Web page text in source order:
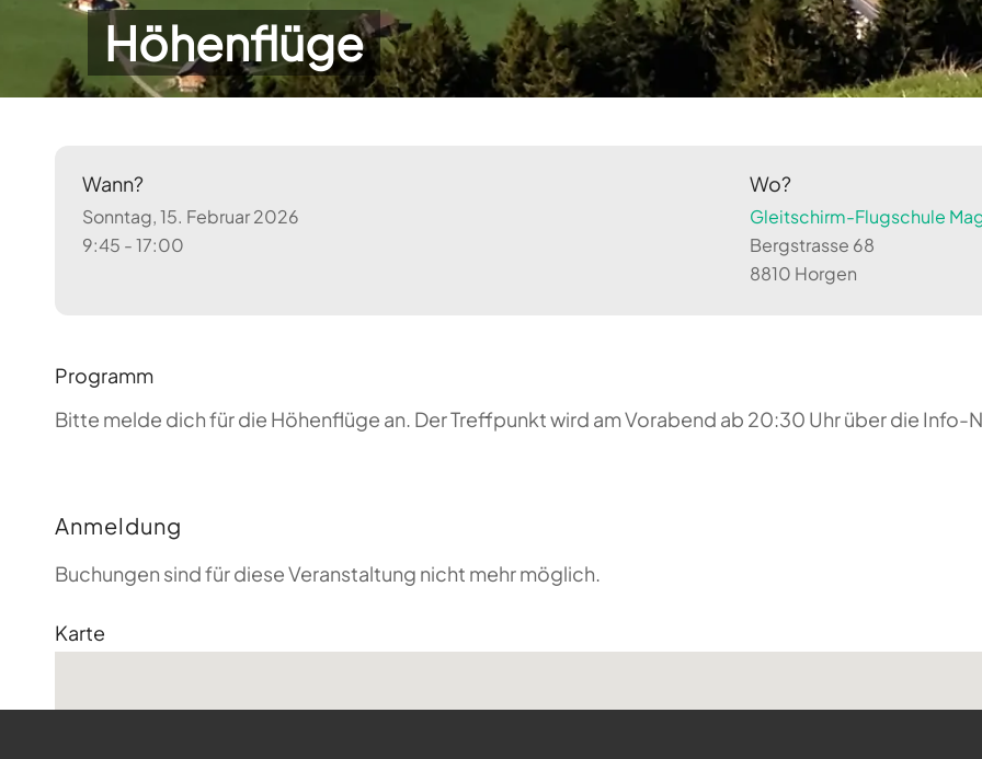
Höhenflüge
Wann?
Sonntag, 15. Februar 2026
9:45 - 17:00
Wo?
Gleitschirm-Flugschule
Bergstrasse 68
8810 Horgen
Programm
Bitte melde dich für die Höhenflüge an. Der Treffpunkt wird am Vorabend ab 20:30 Uhr über die Info-
Anmeldung
Buchungen sind für diese Veranstaltung nicht mehr möglich.
Karte